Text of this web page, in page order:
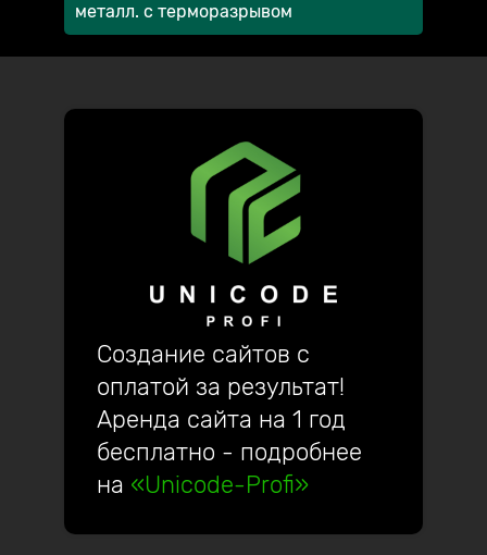
металл. с терморазрывом
Создание сайтов с
оплатой за результат!
Аренда сайта на 1 год
бесплатно - подробнее
на «Unicode-Profi»